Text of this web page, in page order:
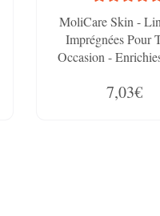
MoliCare Skin -
Imprégnées Pour
Occasion -
Peau - Sachet De 50
7,03€